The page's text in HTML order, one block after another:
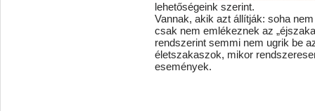
lehetőségeink szerint.
Vannak, akik azt állítják: soha
csak nem emlékeznek az
rendszerint semmi nem ugrik be
életszakaszok, mikor
események.